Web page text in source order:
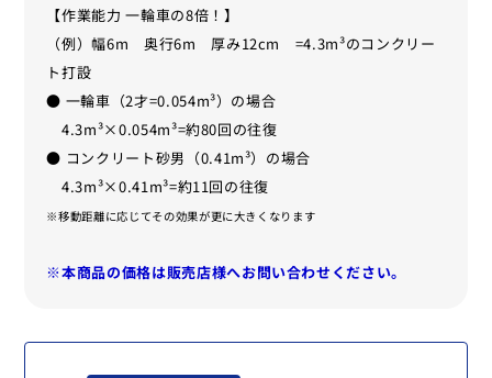
【作業能力 一輪車の8倍！】
（例）幅6m 奥行6m 厚み12cm =4.3m³のコンクリー
ト打設
● 一輪車（2才=0.054m³）の場合
4.3m³×0.054m³=約80回の往復
● コンクリート砂男（0.41m³）の場合
4.3m³×0.41m³=約11回の往復
※移動距離に応じてその効果が更に大きくなります
※本商品の価格は販売店様へお問い合わせください。